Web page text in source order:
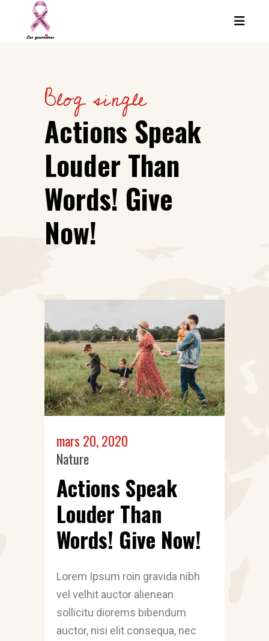
Blog single
Actions Speak
Louder Than
Words! Give
Now!
mars 20, 2020
Nature
Actions Speak
Louder Than
Words! Give Now!
Lorem Ipsum roin gravida nibh
vel velhit auctor alienean
sollicitu diorems bibendum
auctor, nisi elit consequa, nec